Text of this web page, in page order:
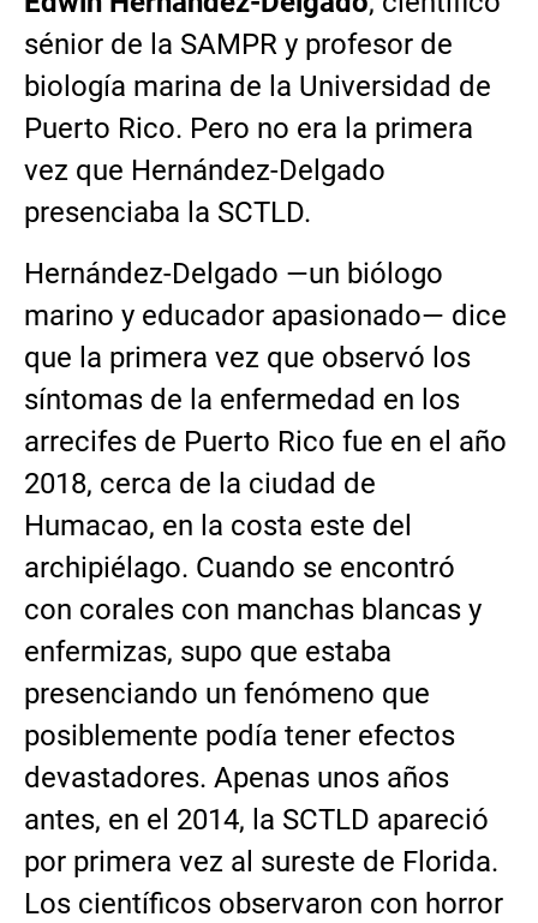
sénior de la SAMPR y profesor de
biología marina de la Universidad de
Puerto Rico. Pero no era la primera
vez que Hernández-Delgado
presenciaba la SCTLD.
Hernández-Delgado —un biólogo
marino y educador apasionado— dice
que la primera vez que observó los
síntomas de la enfermedad en los
arrecifes de Puerto Rico fue en el año
2018, cerca de la ciudad de
Humacao, en la costa este del
archipiélago. Cuando se encontró
con corales con manchas blancas y
enfermizas, supo que estaba
presenciando un fenómeno que
posiblemente podía tener efectos
devastadores. Apenas unos años
antes, en el 2014, la SCTLD apareció
por primera vez al sureste de Florida.
Los científicos observaron con horror